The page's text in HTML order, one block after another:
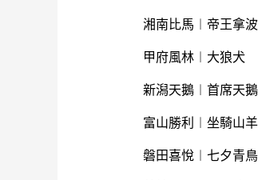
湘南比馬︱帝王拿波
甲府風林︱大狼犬
新潟天鵝︱首席天鵝
富山勝利︱坐騎山羊
磐田喜悅︱七夕青鳥